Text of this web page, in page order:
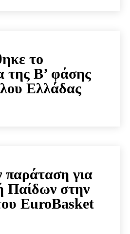
το
της Β’ φάσης
Ελλάδας
για
Παίδων στην
EuroBasket